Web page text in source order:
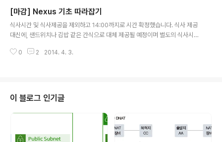
cPath Design에 대한 부분도 추후 포스팅 될 예정이오니
기다려주세요~ ^^ FEX 이해하기 •전형적인 Componen
ts. - Supervisor Module들은 Control / Managem
warding Plane 기능을 한다. - Su..
[마감] Nexus 기초 따라잡기
식사시간 및 식사제공을 제외하고 14:00까지로 시간 확정했습니다. 식사 제공
대신에, 샌드위치나 김밥 같은 간식으로 대체 제공될 예정이며 별도의 식사시간
당초 4만원 → 3만원 으로 금액 조정하였습니다. 먼저 입금하신 분들은 당일 만
은 제가 하게 되겠지만, 전문적인 강의를 위한 자리는 아니며 기술적으로 파고
드는 자리도 아닙니다~ ^^; 편하게 Nexus에 대해서 제 포스팅에 있던 내용들
을 토대로..
0 2 2014. 4. 3.
이 블로그 인기글